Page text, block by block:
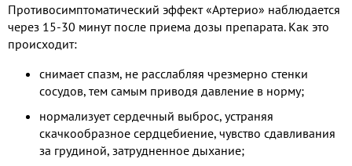
Противосимптоматический эффект «Артерио» наблюдается
через 15-30 минут после приема дозы препарата. Как это
происходит:
снимает спазм, не расслабляя чрезмерно стенки
сосудов, тем самым приводя давление в норму;
нормализует сердечный выброс, устраняя
скачкообразное сердцебиение, чувство сдавливания
за грудиной, затрудненное дыхание;